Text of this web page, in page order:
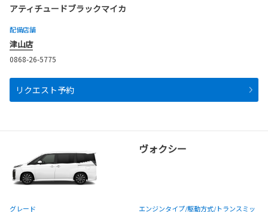
アティチュードブラックマイカ
配備店舗
津山店
0868-26-5775
リクエスト予約
ヴォクシー
グレード エンジンタイプ/駆動方式/トランスミッ